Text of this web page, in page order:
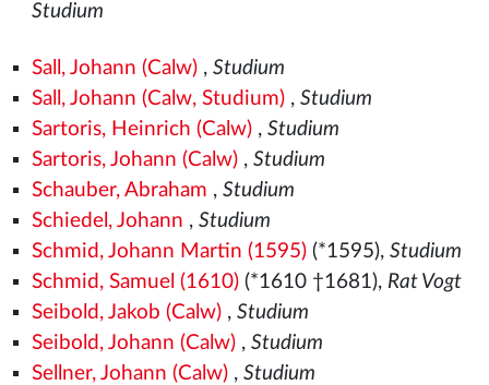
Studium
Sall, Johann (Calw), Studium
Sall, Johann (Calw, Studium), Studium
Sartoris, Heinrich (Calw), Studium
Sartoris, Johann (Calw), Studium
Schauber, Abraham , Studium
Schiedel, Johann , Studium
Schmid, Johann Martin (1595)(*1595), Studium
Schmid, Samuel (1610)(*1610 †1681), Rat Vogt
Seibold, Jakob (Calw), Studium
Seibold, Johann (Calw), Studium
Sellner, Johann (Calw), Studium